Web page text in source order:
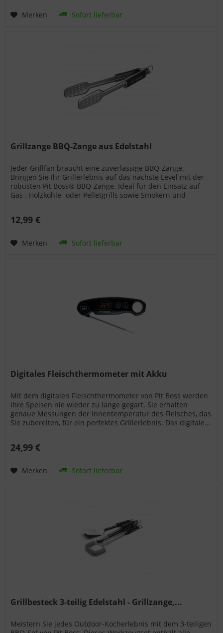
Merken Sofort lieferbar
Grillzange BBQ-Zange aus Edelstahl
Jeder Grillfan braucht eine zuverlässige BBQ-Zange.
Bringen Sie Ihr Grillerlebnis auf das nächste Level mit der
robusten Pit Boss® BBQ-Zange. Ideal für den Einsatz auf
Gas-, Holzkohle- oder Pelletgrills sowie Smokern und
12,99 €
Merken Sofort lieferbar
Digitales Fleischthermometer mit Akku
Mit dem digitalen Fleischthermometer von Pit Boss werden
Ihre Speisen nie wieder zu lange gegart. Sie erhalten
genaue Messungen der Innentemperatur des Fleisches, das
Sie zubereiten, für ein perfektes Grillerlebnis. Das digitale...
24,99 €
Merken Sofort lieferbar
Grillbesteck 3-teilig Edelstahl - Grillzange,...
Meistern Sie jedes Outdoor-Kocherlebnis mit dem 3-teiligen